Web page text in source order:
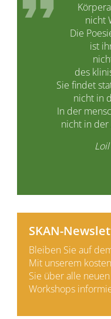
nicht
Die
ist
des
Sie findet
nicht in
In der
nicht in der
SKAN-
Bleiben Sie auf
Mit unserem
Sie über alle
Work­shops